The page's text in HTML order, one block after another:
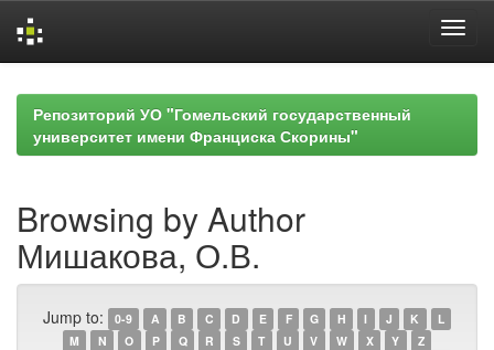
navigationРепозиторий УО "Гомельский государственный
университет имени Франциска Скорины"
Browsing by Author
Мишакова, О.В.
Jump to: 0-9 A B C D E F G H I J K
L
M
N O P Q R S T U V W X Y Z